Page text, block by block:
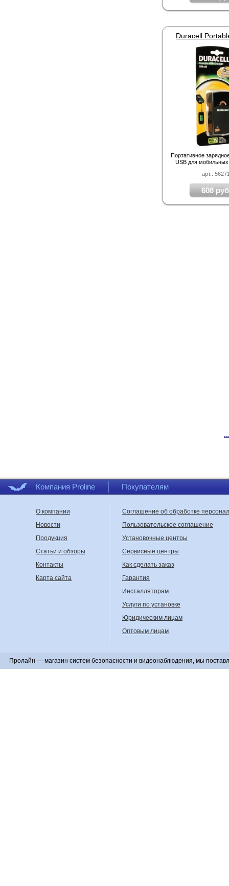
арт.:
Портативное
USB для мобильных
608
Компания Proline Покупателям
О компании
Новости
Продукция
Статьи и обзоры
Контакты
Карта сайта
Соглашение об обработке
Пользовательское соглашение
Установочные центры
Сервисные центры
Как сделать заказ
Гарантия
Инсталляторам
Услуги по установке
Юридическим лицам
Оптовым лицам
Пролайн — магазин систем безопасности и видеонаблюдения, мы